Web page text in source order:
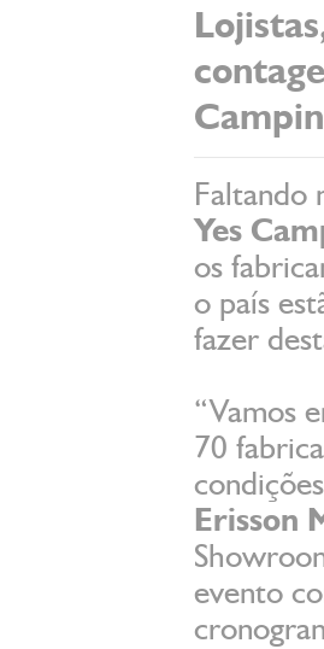
Faltando
Yes
os
o país
fazer
“Vamos
70
Erisson
evento